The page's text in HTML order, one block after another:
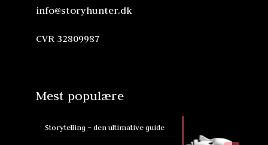
info@storyhunter.dk
CVR 32809987
Mest populære
Storytelling – den ultimative guide